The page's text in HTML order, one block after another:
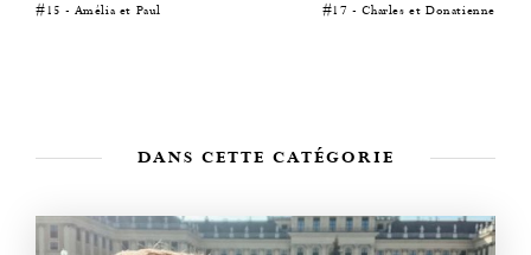
#15 - Amélia et Paul #17 - Charles et Donatienne
DANS CETTE CATÉGORIE